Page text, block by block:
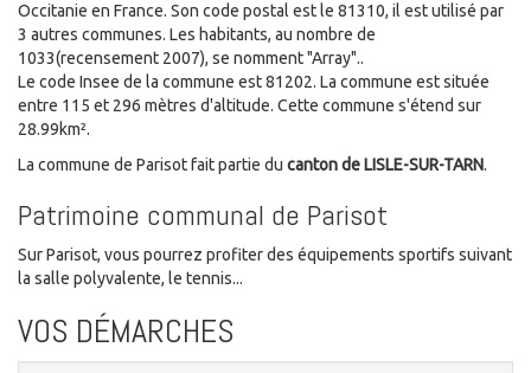
Occitanie en France. Son code postal est le 81310, il est utilisé par
3 autres communes. Les habitants, au nombre de
1033(recensement 2007), se nomment "Array"..
Le code Insee de la commune est 81202. La commune est située
entre 115 et 296 mètres d'altitude. Cette commune s'étend sur
28.99km².
La commune de Parisot fait partie du canton de LISLE-SUR-TARN.
Patrimoine communal de Parisot
Sur Parisot, vous pourrez profiter des équipements sportifs suivant
la salle polyvalente, le tennis...
VOS DÉMARCHES